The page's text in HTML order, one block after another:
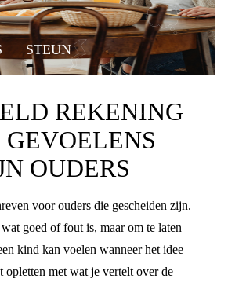
STEUN
REKENING
OUDERS
voor ouders die gescheiden zijn.
goed of fout is, maar om te laten
kind kan voelen wanneer het idee
opletten met wat je vertelt over de